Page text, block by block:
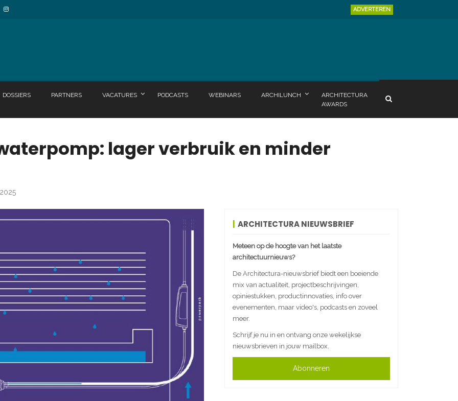
ADVERTEREN
DOSSIERS PARTNERS VACATURES PODCASTS WEBINARS ARCHILUNCH
ARCHITECTURA
AWARDS
lager verbruik en minder
ARCHITECTURA NIEUWSBRIEF
Meteen op de hoogte van het laatste
architectuurnieuws?
De Architectura-nieuwsbrief biedt een boeiende
mix van actualiteit, projectbeschrijvingen,
opiniestukken, productinnovaties, info over
evenementen, maar video's, podcasts en zoveel
meer.
Schrijf je nu in en ontvang onze wekelijkse
nieuwsbrieven in jouw mailbox.
Abonneren